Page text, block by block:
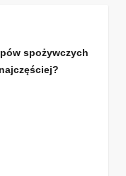
spożywczych